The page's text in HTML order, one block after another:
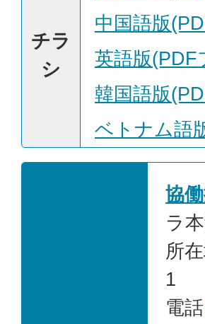
チラ
シ
中国語版
英語版(PDF
韓国語版
ベトナム語
協
ラ
所
1
電